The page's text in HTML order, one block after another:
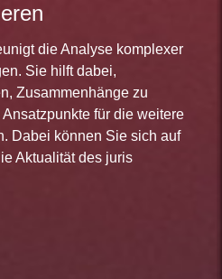
die Analyse komplexer
Sie hilft dabei,
Zusammenhänge zu
für die weitere
Dabei können Sie sich auf
Aktualität des juris